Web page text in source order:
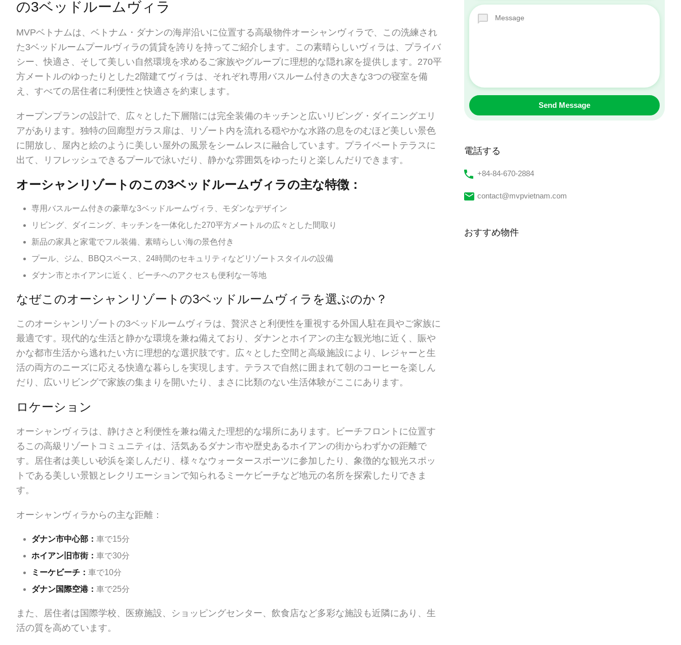
の3ベッドルームヴィラ
MVPベトナムは、ベトナム・ダナンの海岸沿いに位置する高級物件オーシャンヴィラで、この洗練され
た3ベッドルームプールヴィラの賃貸を誇りを持ってご紹介します。この素晴らしいヴィラは、プライバ
シー、快適さ、そして美しい自然環境を求めるご家族やグループに理想的な隠れ家を提供します。270平
方メートルのゆったりとした2階建てヴィラは、それぞれ専用バスルーム付きの大きな3つの寝室を備
え、すべての居住者に利便性と快適さを約束します。
オープンプランの設計で、広々とした下層階には完全装備のキッチンと広いリビング・ダイニングエリ
アがあります。独特の回廊型ガラス扉は、リゾート内を流れる穏やかな水路の息をのむほど美しい景色
に開放し、屋内と絵のように美しい屋外の風景をシームレスに融合しています。プライベートテラスに
出て、リフレッシュできるプールで泳いだり、静かな雰囲気をゆったりと楽しんだりできます。
オーシャンリゾートのこの3ベッドルームヴィラの主な特徴：
専用バスルーム付きの豪華な3ベッドルームヴィラ、モダンなデザイン
リビング、ダイニング、キッチンを一体化した270平方メートルの広々とした間取り
新品の家具と家電でフル装備、素晴らしい海の景色付き
プール、ジム、BBQスペース、24時間のセキュリティなどリゾートスタイルの設備
ダナン市とホイアンに近く、ビーチへのアクセスも便利な一等地
なぜこのオーシャンリゾートの3ベッドルームヴィラを選ぶのか？
このオーシャンリゾートの3ベッドルームヴィラは、贅沢さと利便性を重視する外国人駐在員やご家族に
最適です。現代的な生活と静かな環境を兼ね備えており、ダナンとホイアンの主な観光地に近く、賑や
かな都市生活から逃れたい方に理想的な選択肢です。広々とした空間と高級施設により、レジャーと生
活の両方のニーズに応える快適な暮らしを実現します。テラスで自然に囲まれて朝のコーヒーを楽しん
だり、広いリビングで家族の集まりを開いたり、まさに比類のない生活体験がここにあります。
ロケーション
オーシャンヴィラは、静けさと利便性を兼ね備えた理想的な場所にあります。ビーチフロントに位置す
るこの高級リゾートコミュニティは、活気あるダナン市や歴史あるホイアンの街からわずかの距離で
す。居住者は美しい砂浜を楽しんだり、様々なウォータースポーツに参加したり、象徴的な観光スポッ
トである美しい景観とレクリエーションで知られるミーケビーチなど地元の名所を探索したりできま
す。
オーシャンヴィラからの主な距離：
ダナン市中心部： 車で15分
ホイアン旧市街： 車で30分
ミーケビーチ： 車で10分
ダナン国際空港： 車で25分
また、居住者は国際学校、医療施設、ショッピングセンター、飲食店など多彩な施設も近隣にあり、生
活の質を高めています。
電話する
‭+84-84-670-2884‬
contact@mvpvietnam.com
おすすめ物件